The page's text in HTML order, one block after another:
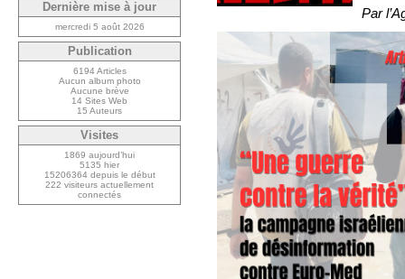
Par
Dernière mise à jour
mercredi 5 août 2026
Publication
6194 Articles
Aucun album photo
Aucune brève
14 Sites Web
15 Auteurs
Visites
1869 aujourd’hui
5135 hier
15206364 depuis le début
222 visiteurs actuellement
connectés